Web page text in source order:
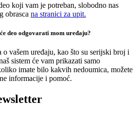
koji vam je potreban, slobodno nas
obrasca na stranici za upit.
deo odgovarati mom uređaju?
vašem uređaju, kao što su serijski broj i
sistem će vam prikazati samo
imate bilo kakvih nedoumica, možete
informacije i pomoć.